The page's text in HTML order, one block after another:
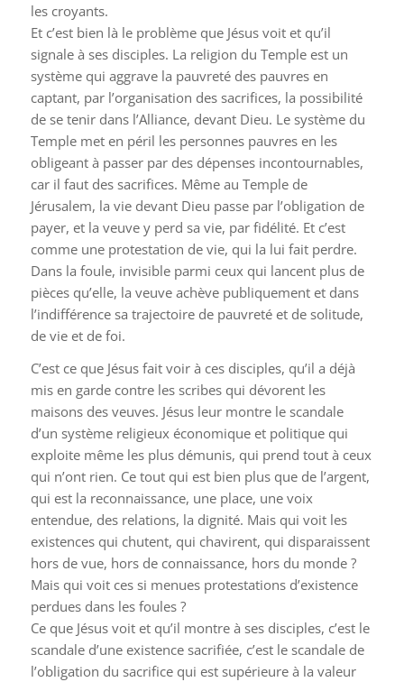
les croyants.
Et c’est bien là le problème que Jésus voit et qu’il
signale à ses disciples. La religion du Temple est un
système qui aggrave la pauvreté des pauvres en
captant, par l’organisation des sacrifices, la possibilité
de se tenir dans l’Alliance, devant Dieu. Le système du
Temple met en péril les personnes pauvres en les
obligeant à passer par des dépenses incontournables,
car il faut des sacrifices. Même au Temple de
Jérusalem, la vie devant Dieu passe par l’obligation de
payer, et la veuve y perd sa vie, par fidélité. Et c’est
comme une protestation de vie, qui la lui fait perdre.
Dans la foule, invisible parmi ceux qui lancent plus de
pièces qu’elle, la veuve achève publiquement et dans
l’indifférence sa trajectoire de pauvreté et de solitude,
de vie et de foi.
C’est ce que Jésus fait voir à ces disciples, qu’il a déjà
mis en garde contre les scribes qui dévorent les
maisons des veuves. Jésus leur montre le scandale
d’un système religieux économique et politique qui
exploite même les plus démunis, qui prend tout à ceux
qui n’ont rien. Ce tout qui est bien plus que de l’argent,
qui est la reconnaissance, une place, une voix
entendue, des relations, la dignité. Mais qui voit les
existences qui chutent, qui chavirent, qui disparaissent
hors de vue, hors de connaissance, hors du monde ?
Mais qui voit ces si menues protestations d’existence
perdues dans les foules ?
Ce que Jésus voit et qu’il montre à ses disciples, c’est le
scandale d’une existence sacrifiée, c’est le scandale de
l’obligation du sacrifice qui est supérieure à la valeur